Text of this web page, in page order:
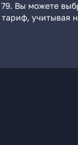
Вы можете
учитывая